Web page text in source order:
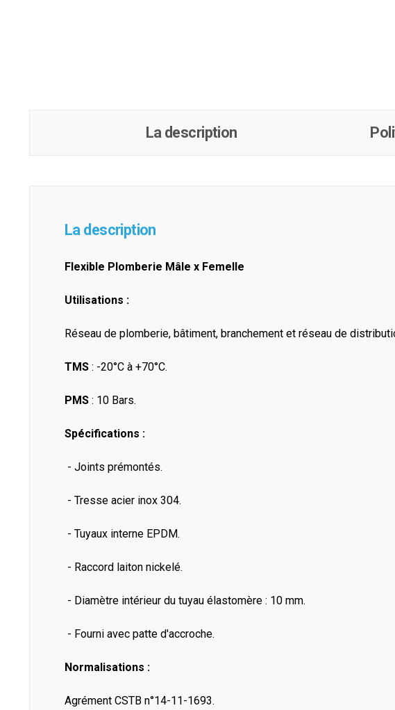
La description
La description
Flexible Plomberie Mâle x Femelle
Utilisations :
Réseau de plomberie, bâtiment, branchement et réseau de
TMS : -20°C à +70°C.
PMS : 10 Bars.
Spécifications :
- Joints prémontés.
- Tresse acier inox 304.
- Tuyaux interne EPDM.
- Raccord laiton nickelé.
- Diamètre intérieur du tuyau élastomère : 10 mm.
- Fourni avec patte d'accroche.
Normalisations :
Agrément CSTB n°14-11-1693.